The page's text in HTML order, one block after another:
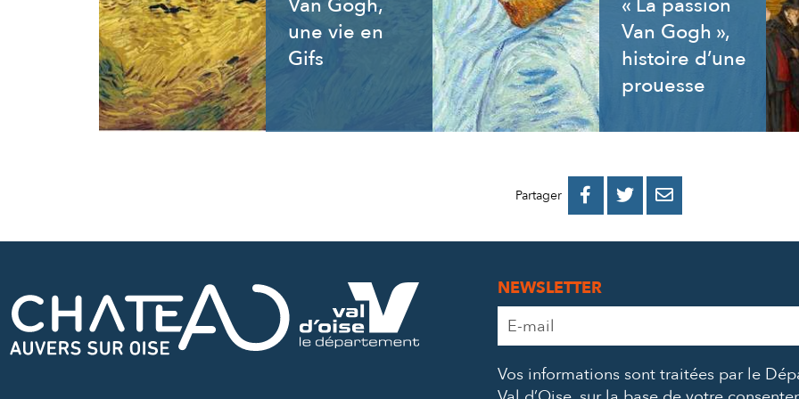
Van Gogh,
une vie en
Gifs
« La passion
Van Gogh »,
histoire d’une
prouesse
Partager 
PARTAGER
PARTAGER
PARTAGER
NEWSLETTER
Adresse
e-
*
Vos informations sont traitées par le